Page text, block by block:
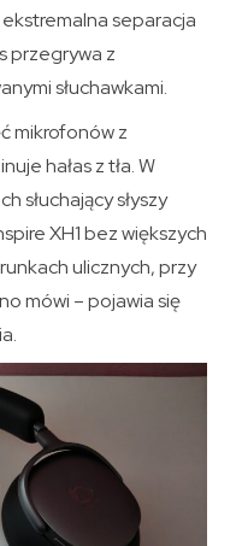
separacja
przegrywa z
słuchawkami.
mikrofonów z
hałas z tła. W
słuchający słyszy
XH1 bez większych
ulicznych, przy
mówi – pojawia się